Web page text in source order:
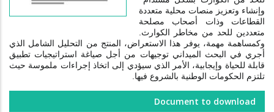
وإنشاء وتعزيز منصات محلية متعددة
القطاعات وذات أصحاب مصلحة
متعددين للحد من مخاطر الكوارث.
وكمساهمة مهمة، يوفر هذا الاستعراض، المنتج من التحليل الشامل الذي
أجري في البحث الميداني توجيهات من أجل صياغة استراتيجيات تطبيق
قابلة للحياة وإيجابية، الأمر الذي سيؤدي إلى اتخاذ إجراءات ملموسة حيث
تلتزم الحكومات الوطنية بالشروع فيها.
Document to download